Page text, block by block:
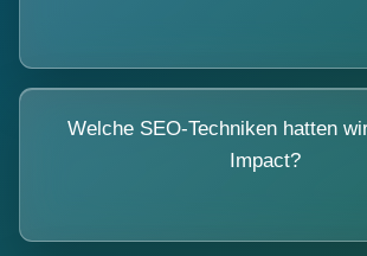
Welche SEO-Techniken hatten
Impact?